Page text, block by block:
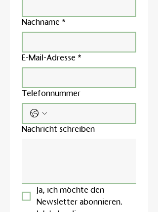
Nachname *
E-Mail-Adresse *
Telefonnummer
Nachricht schreiben
Ja, ich möchte den
Newsletter abonnieren.